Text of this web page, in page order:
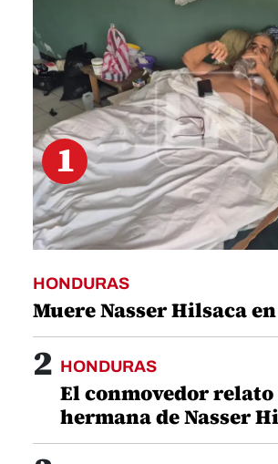
seconds
1
HONDURAS
Muere Nasser Hilsaca
2 HONDURAS
El conmovedor relato
hermana de Nasser